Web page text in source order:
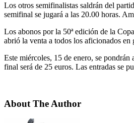
Los otros semifinalistas saldrán del
semifinal se jugará a las 20.00 horas.
Los abonos por la 50ª edición de la
abrió la venta a todos los aficionados
Este miércoles, 15 de enero, se
final será de 25 euros. Las entradas se
About The Author